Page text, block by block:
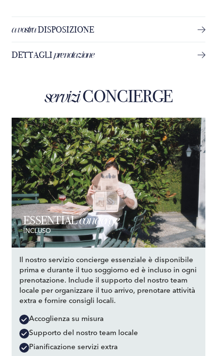
a vostraDISPOSIZIONE
DETTAGLIprenotazione
serviziCONCIERGE
ESSENTIALconcierge
INCLUSO
Il nostro servizio concierge essenziale è disponibile
prima e durante il tuo soggiorno ed è incluso in ogni
prenotazione. Include il supporto del nostro team
locale per organizzare il tuo arrivo, prenotare attività
extra e fornire consigli locali.
Accoglienza su misura
Supporto del nostro team locale
Pianificazione servizi extra